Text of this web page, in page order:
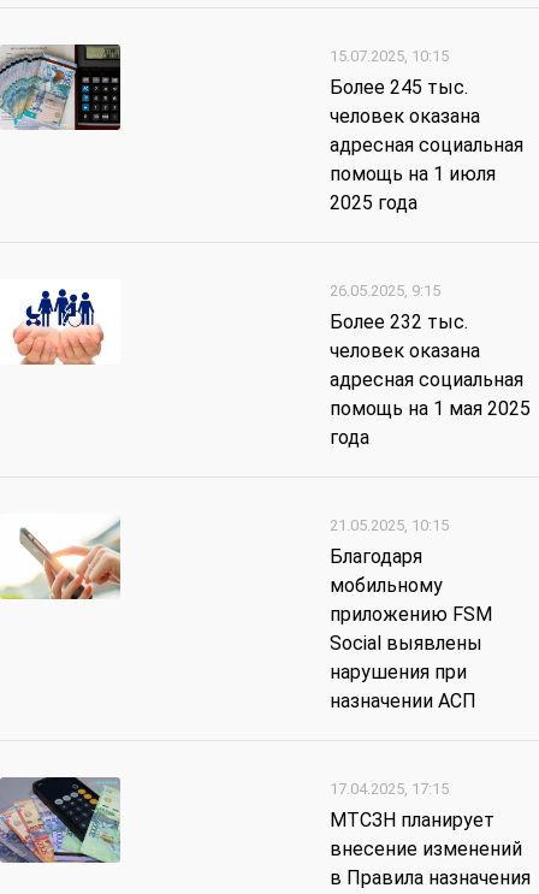
15.07.2025, 10:15
Более 245 тыс.
человек оказана
адресная социальная
помощь на 1 июля
2025 года
26.05.2025, 9:15
Более 232 тыс.
человек оказана
адресная социальная
помощь на 1 мая 2025
года
21.05.2025, 10:15
Благодаря
мобильному
приложению FSM
Social выявлены
нарушения при
назначении АСП
17.04.2025, 17:15
МТСЗН планирует
внесение изменений
в Правила назначения